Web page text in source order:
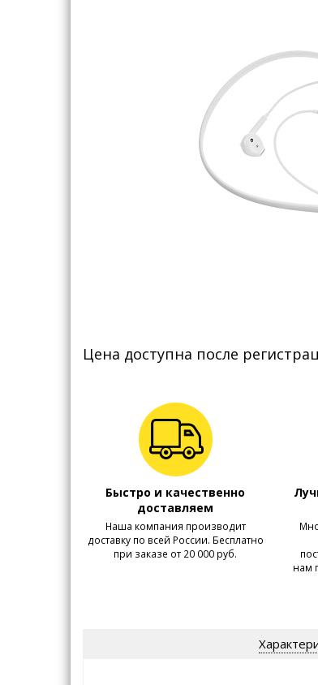
Цена доступна после
Быстро и качественно
доставляем
Наша компания производит
доставку по всей России. Бесплатно
при заказе от 20 000 руб.
нам